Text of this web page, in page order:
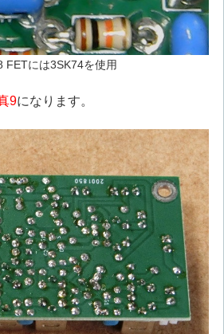
FETには3SK74を使用
9になります。